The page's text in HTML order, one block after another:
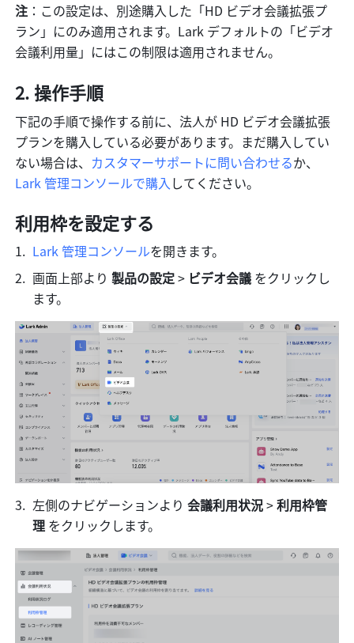
注 ：この設定は、別途購入した「HD ビデオ会議拡張プ
ラン」にのみ適用されます。Lark デフォルトの「ビデオ
会議利用量」にはこの制限は適用されません。
操作手順
下記の手順で操作する前に、法人が HD ビデオ会議拡張
プランを購入している必要があります。まだ購入してい
ない場合は、 カスタマーサポートに問い合わせるか、
Lark 管理コンソールで購入してください。
利用枠を設定する
Lark 管理コンソールを開きます。
画面上部より 製品の設定 > ビデオ会議 をクリックし
ます。
左側のナビゲーションより 会議利用状況 > 利用枠管
理 をクリックします。